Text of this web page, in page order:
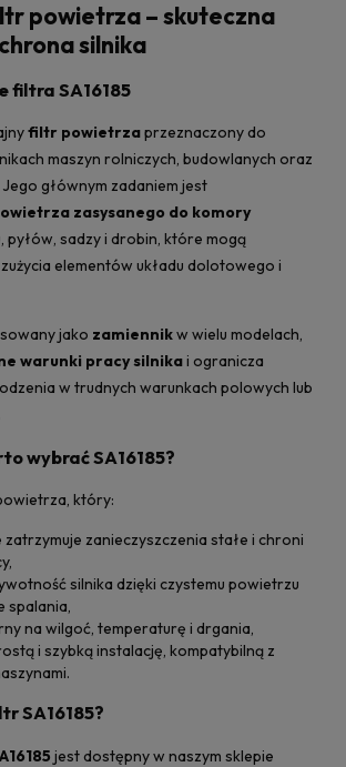
powietrza – skuteczna
silnika
filtra SA16185
filtr powietrzaprzeznaczony do
maszyn rolniczych, budowlanych oraz
głównym zadaniem jest
zasysanego do komory
pyłów, sadzy i drobin, które mogą
elementów układu dolotowego i
jako zamiennikw wielu modelach,
warunki pracy silnikai ogranicza
w trudnych warunkach polowych lub
wybrać SA16185?
który:
zatrzymuje zanieczyszczenia stałe i chroni
silnika dzięki czystemu powietrzu
spalania,
na wilgoć, temperaturę i drgania,
i szybką instalację, kompatybilną z
SA16185?
jest dostępny w naszym sklepie